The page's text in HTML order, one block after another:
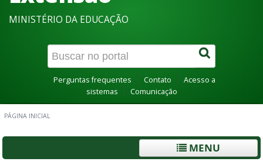
MINISTÉRIO DA EDUCAÇÃO
Perguntas frequentes Contato
Acesso a
sistemas
Comunicação
PÁGINA INICIAL
MENU